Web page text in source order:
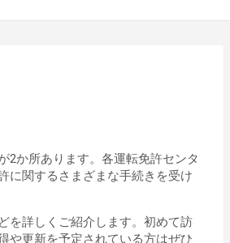
2か所あります。各運転免許センタ
に関するさまざまな手続きを受け
を詳しくご紹介します。初めて訪
や更新を予定されている方はぜひ